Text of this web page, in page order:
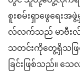
စူးစမ်းရှာဖွေရေး
လ်လက်သည် မာဗီးလ်
သတင်းကိုတွေ့ရှိသဖ
ခြင်းဖြစ်သည်။ သ